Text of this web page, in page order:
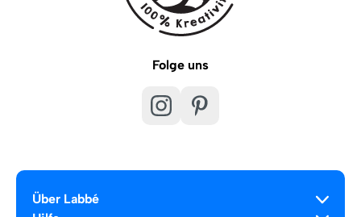
Folge uns
Über Labbé